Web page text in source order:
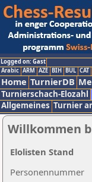
Logged on: Gast
Arabic ARM AZE BIH BUL CAT
Home TurnierDB
Turnierschach-Elozahl
Allgemeines Turnier
Willkommen
Personennummer
Elolisten Stand